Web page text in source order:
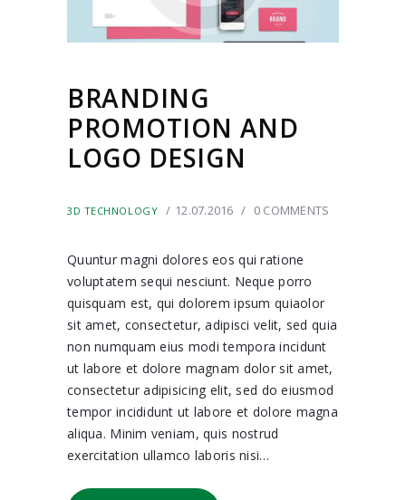
BRANDING
PROMOTION AND
LOGO DESIGN
3D TECHNOLOGY 12.07.2016 0 COMMENTS
Quuntur magni dolores eos qui ratione
voluptatem sequi nesciunt. Neque porro
quisquam est, qui dolorem ipsum quiaolor
sit amet, consectetur, adipisci velit, sed quia
non numquam eius modi tempora incidunt
ut labore et dolore magnam dolor sit amet,
consectetur adipisicing elit, sed do eiusmod
tempor incididunt ut labore et dolore magna
aliqua. Minim veniam, quis nostrud
exercitation ullamco laboris nisi…